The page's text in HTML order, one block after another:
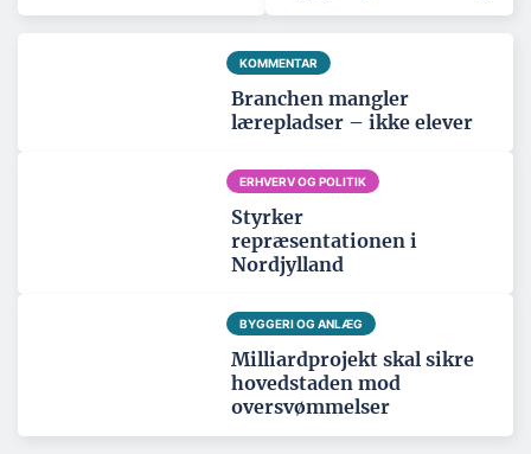
KOMMENTAR
Branchen mangler
lærepladser – ikke elever
ERHVERV OG POLITIK
Styrker
repræsentationen i
Nordjylland
BYGGERI OG ANLÆG
Milliardprojekt skal sikre
hovedstaden mod
oversvømmelser